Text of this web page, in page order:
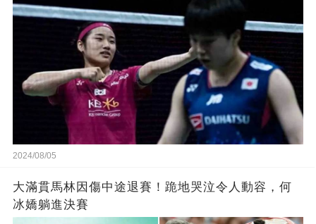
2024/08/05
大滿貫馬林因傷中途退賽！跪地哭泣令人動容，何
冰嬌躺進決賽